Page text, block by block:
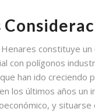
constituye un
con polígonos
han ido creciendo
los últimos años un
y situarse